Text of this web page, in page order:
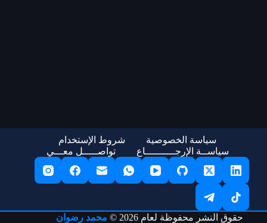
سياسة الخصوصية
شروط الإستخدام
سياســة الإرجــــــــــاع
تواصـــــل معـــي
حقوق النشر محفوظة لعام 2026 © محمد رضوان